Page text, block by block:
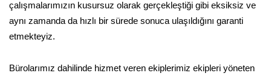
çalışmalarımızın kusursuz olarak gerçekleştiği gibi eksiksiz ve
aynı zamanda da hızlı bir sürede sonuca ulaşıldığını garanti
etmekteyiz.
Bürolarımız dahilinde hizmet veren ekiplerimiz ekipleri yöneten